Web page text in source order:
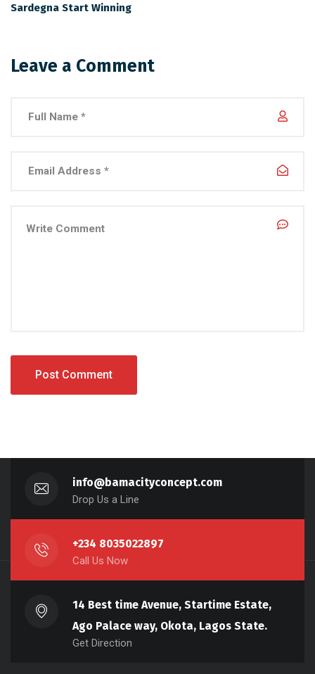
Sardegna Start Winning
Leave a Comment
info@bamacityconcept.com
Drop Us a Line
+234 8035022897
Call Us Now
14 Best time Avenue, Startime Estate,
Ago Palace way, Okota, Lagos State.
Get Direction